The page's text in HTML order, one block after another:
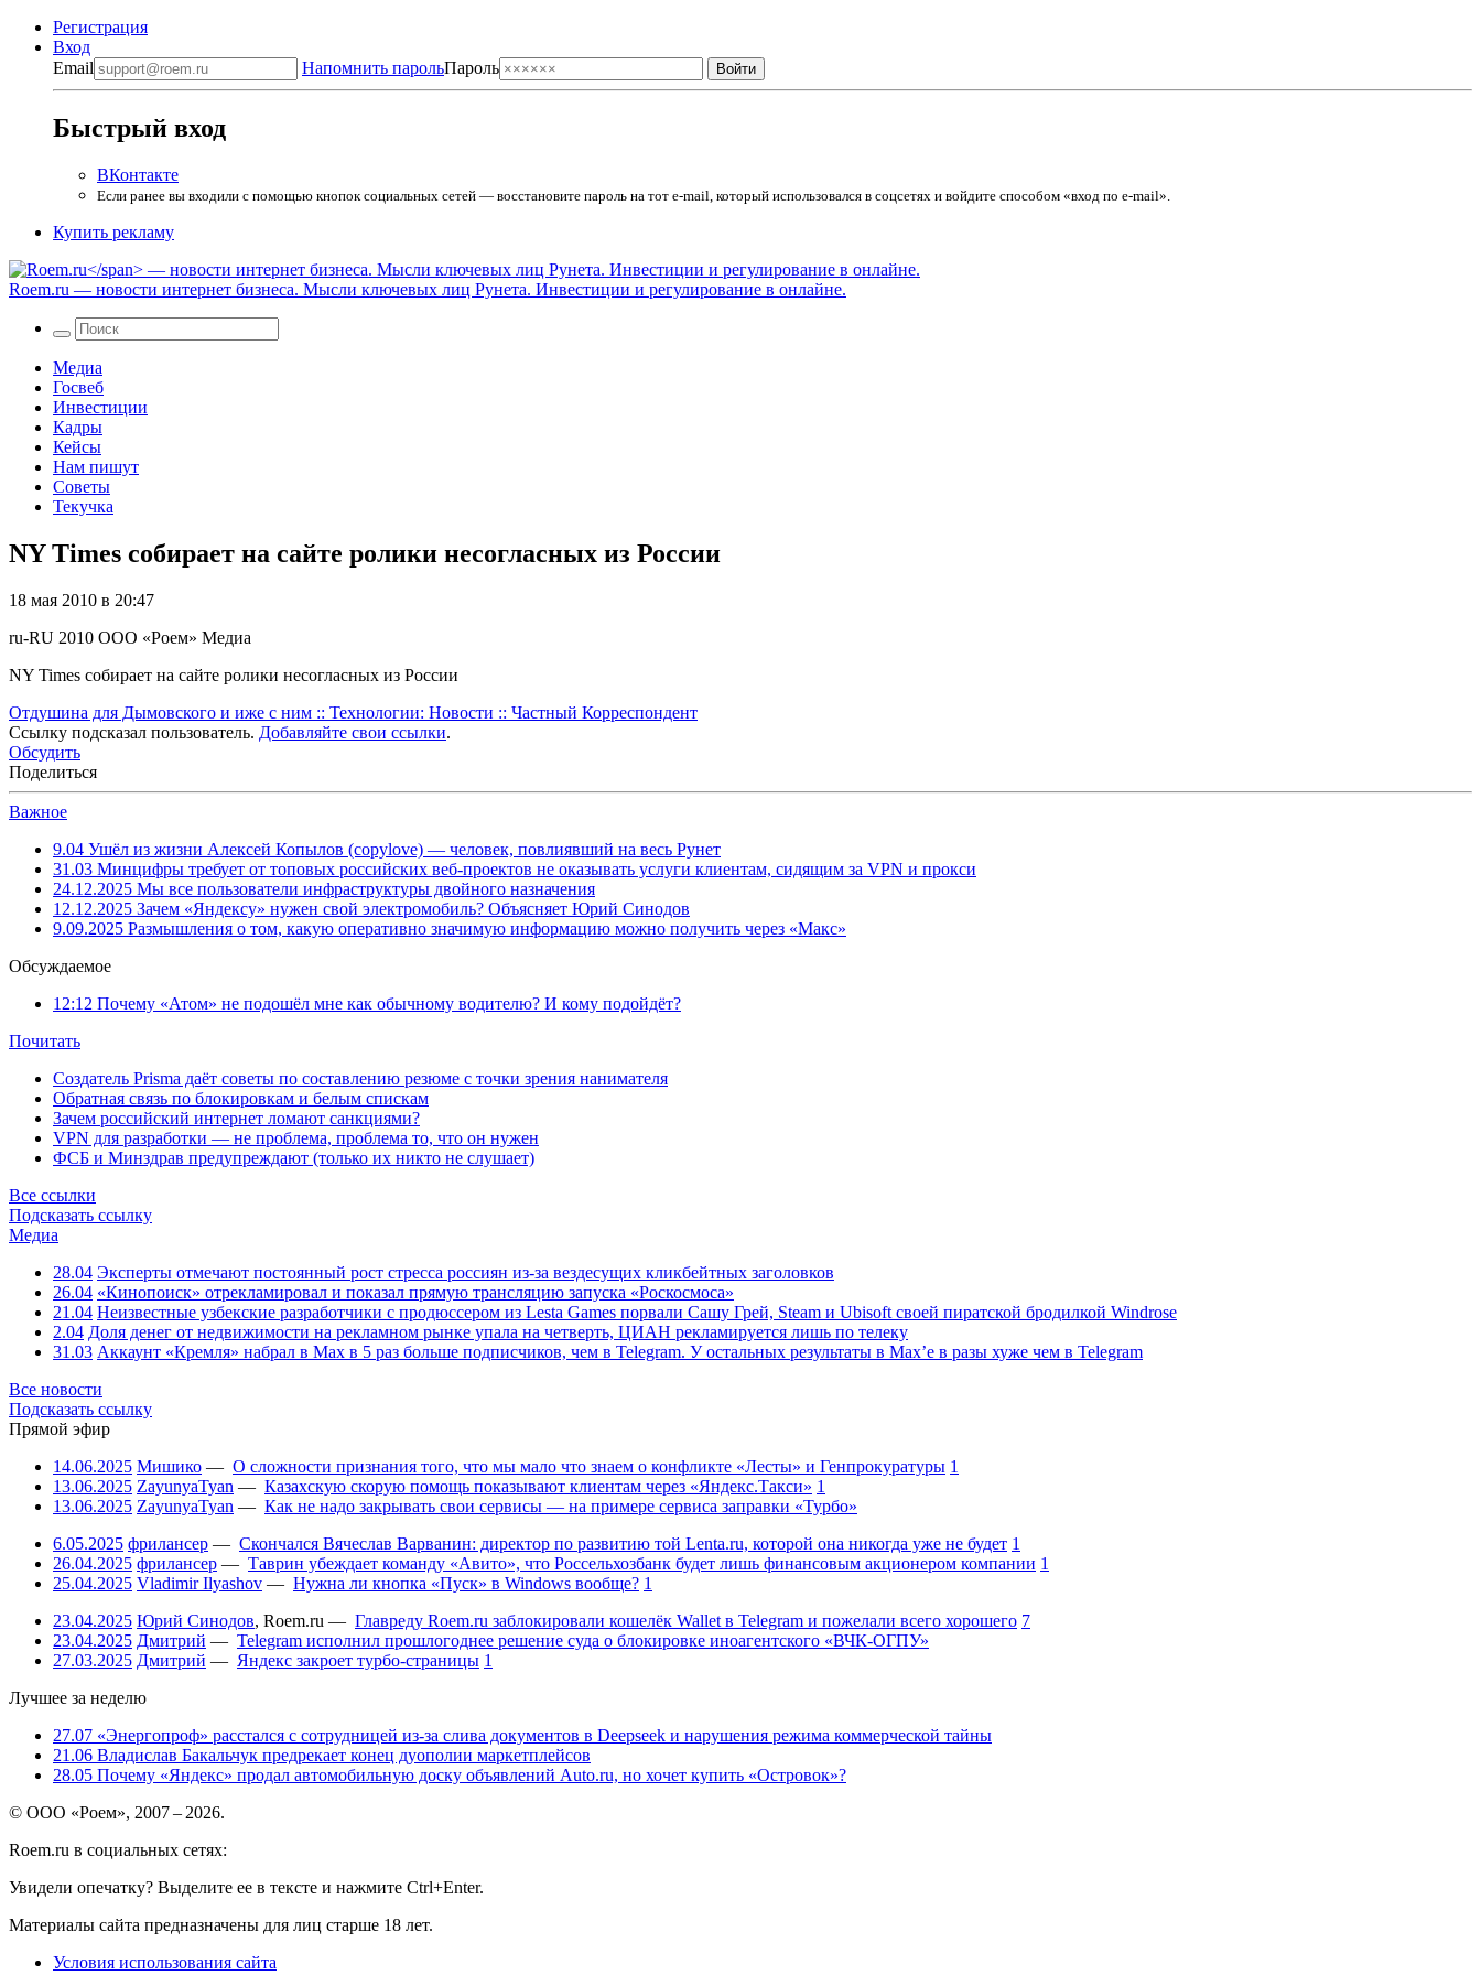
Регистрация
Вход
Email
Напомнить парольПароль
Быстрый вход
ВКонтакте
Если ранее вы входили с помощью кнопок социальных сетей — восстановите пароль на тот e-mail, который использовался в соцсетях и войдите способом «вход по e-mail».
Купить рекламу
Roem.ru — новости интернет бизнеса. Мысли ключевых лиц Рунета. Инвестиции и регулирование в онлайне.
Медиа
Госвеб
Инвестиции
Кадры
Кейсы
Нам пишут
Советы
Текучка
NY Times собирает на сайте ролики несогласных из России
18 мая 2010 в 20:47
ru-RU 2010 ООО «Роем» Медиа
NY Times собирает на сайте ролики несогласных из России
Отдушина для Дымовского и иже с ним :: Технологии: Новости :: Частный Корреспондент
Ссылку подсказал пользователь. Добавляйте свои ссылки.
Обсудить
Поделиться
Важное
9.04 Ушёл из жизни Алексей Копылов (copylove) — человек, повлиявший на весь Рунет
31.03 Минцифры требует от топовых российских веб-проектов не оказывать услуги клиентам, сидящим за VPN и прокси
24.12.2025 Мы все пользователи инфраструктуры двойного назначения
12.12.2025 Зачем «Яндексу» нужен свой электромобиль? Объясняет Юрий Синодов
9.09.2025 Размышления о том, какую оперативно значимую информацию можно получить через «Макс»
Обсуждаемое
12:12 Почему «Атом» не подошёл мне как обычному водителю? И кому подойдёт?
Почитать
Создатель Prisma даёт советы по составлению резюме с точки зрения нанимателя
Обратная связь по блокировкам и белым спискам
Зачем российский интернет ломают санкциями?
VPN для разработки — не проблема, проблема то, что он нужен
ФСБ и Минздрав предупреждают (только их никто не слушает)
Все ссылки
Подсказать ссылку
Медиа
28.04 Эксперты отмечают постоянный рост стресса россиян из-за вездесущих кликбейтных заголовков
26.04 «Кинопоиск» отрекламировал и показал прямую трансляцию запуска «Роскосмоса»
21.04 Неизвестные узбекские разработчики с продюссером из Lesta Games порвали Сашу Грей, Steam и Ubisoft своей пиратской бродилкой Windrose
2.04 Доля денег от недвижимости на рекламном рынке упала на четверть, ЦИАН рекламируется лишь по телеку
31.03 Аккаунт «Кремля» набрал в Max в 5 раз больше подписчиков, чем в Telegram. У остальных результаты в Max’е в разы хуже чем в Telegram
Все новости
Подсказать ссылку
Прямой эфир
14.06.2025 Мишико — О сложности признания того, что мы мало что знаем о конфликте «Лесты» и Генпрокуратуры 1
13.06.2025 ZayunyaTyan — Казахскую скорую помощь показывают клиентам через «Яндекс.Такси» 1
13.06.2025 ZayunyaTyan — Как не надо закрывать свои сервисы — на примере сервиса заправки «Турбо»
6.05.2025 фрилансер — Скончался Вячеслав Варванин: директор по развитию той Lenta.ru, которой она никогда уже не будет 1
26.04.2025 фрилансер — Таврин убеждает команду «Авито», что Россельхозбанк будет лишь финансовым акционером компании 1
25.04.2025 Vladimir Ilyashov — Нужна ли кнопка «Пуск» в Windows вообще? 1
23.04.2025 Юрий Синодов, Roem.ru — Главреду Roem.ru заблокировали кошелёк Wallet в Telegram и пожелали всего хорошего 7
23.04.2025 Дмитрий — Telegram исполнил прошлогоднее решение суда о блокировке иноагентского «ВЧК-ОГПУ»
27.03.2025 Дмитрий — Яндекс закроет турбо-страницы 1
Лучшее за неделю
27.07 «Энергопроф» расстался с сотрудницей из-за слива документов в Deepseek и нарушения режима коммерческой тайны
21.06 Владислав Бакальчук предрекает конец дуополии маркетплейсов
28.05 Почему «Яндекс» продал автомобильную доску объявлений Auto.ru, но хочет купить «Островок»?
© ООО «Роем», 2007 – 2026.
Roem.ru в социальных сетях:
Увидели опечатку? Выделите ее в тексте и нажмите Ctrl+Enter.
Материалы сайта предназначены для лиц старше 18 лет.
Условия использования сайта